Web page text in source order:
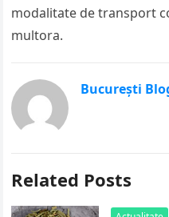
modalitate de transport
multora.
București
Related Posts